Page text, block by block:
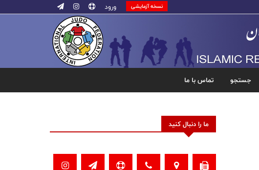
نسخه آزمایشی ورود
جستجو تماس با ما
ما را دنبال کنید